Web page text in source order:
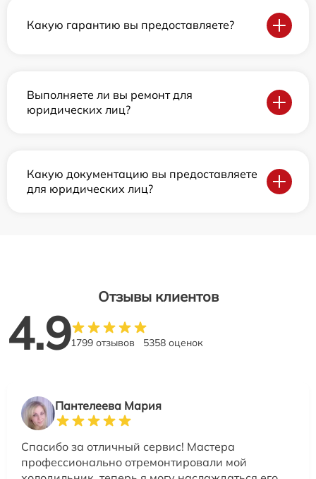
Какую гарантию вы предоставляете?
Выполняете ли вы ремонт для
юридических лиц?
Какую документацию вы предоставляете
для юридических лиц?
Отзывы клиентов
4.91799 отзывов 5358 оценок
Пантелеева Мария
Спасибо за отличный сервис! Мастера
профессионально отремонтировали мой